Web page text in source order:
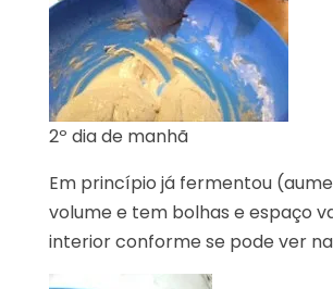
2º dia de manhã
Em princípio já fermentou
volume e tem bolhas e espaço
interior conforme se pode ver